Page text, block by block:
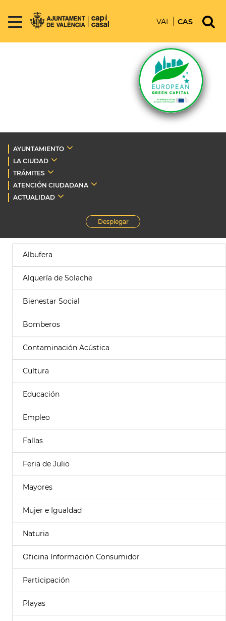
VAL CAS
AYUNTAMIENTO
LA CIUDAD
TRÁMITES
ATENCIÓN CIUDADANA
ACTUALIDAD
Desplegar
Albufera
Alquería de Solache
Bienestar Social
Bomberos
Contaminación Acústica
Cultura
Educación
Empleo
Fallas
Feria de Julio
Mayores
Mujer e Igualdad
Naturia
Oficina Información Consumidor
Participación
Playas